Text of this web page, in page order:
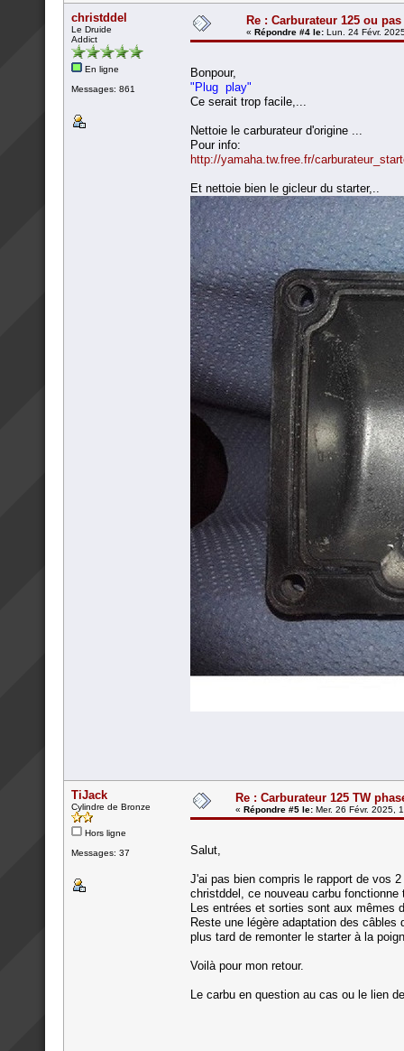
christddel
Le Druide
Addict
En ligne
Messages: 861
Re : Carburateur 125 ou
« Répondre #4 le: Lun. 24 Févr.
Bonpour,
"Plug play"
Ce serait trop facile,...
Nettoie le carburateur d'origine ...
Pour info:
http://yamaha.tw.free.fr/
Et nettoie bien le gicleur du starter,..
TiJack
Cylindre de Bronze
Hors ligne
Messages: 37
Re : Carburateur 125 TW
« Répondre #5 le: Mer. 26 Févr. 2025,
Salut,
J'ai pas bien compris le rapport de vos
christddel, ce nouveau carbu
Les entrées et sorties sont aux mêmes
Reste une légère adaptation des
plus tard de remonter le starter à la
Voilà pour mon retour.
Le carbu en question au cas ou le lien